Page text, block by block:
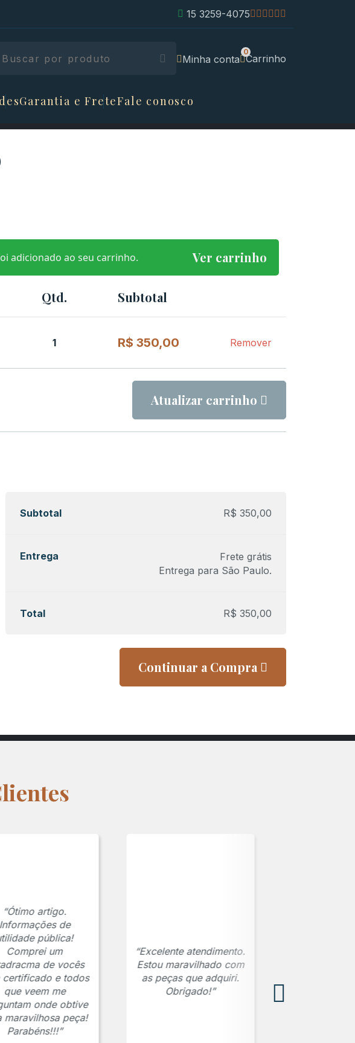
15 3259-4075
Minha conta Carrinho
Garantia e FreteFale conosco
Ver carrinho
adicionado ao seu carrinho.
Qtd. Subtotal
item
1 R$ 350,00 Remover
Atualizar carrinho
Subtotal R$ 350,00
Entrega
Frete grátis
Entrega para São Paulo.
Total R$ 350,00
Continuar a Compra
“Ótimo artigo.
Informações de
pública!
Comprei um
de vocês
certificado e todos
que veem me
onde obtive
maravilhosa peça!
Parabéns!!!”
“Excelente atendimento.
Estou maravilhado com
as peças que adquiri.
Obrigado!”